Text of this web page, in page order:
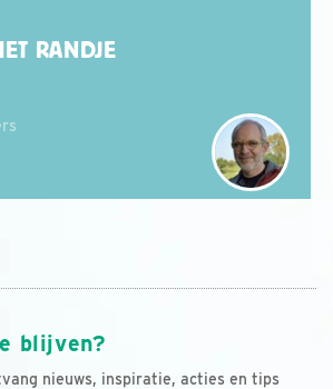
RANDJE
blijven?
nieuws, inspiratie, acties en tips